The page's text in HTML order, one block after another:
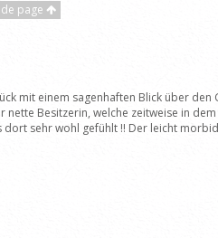
page
mit einem sagenhaften Blick über
Besitzerin, welche zeitweise in
sehr wohl gefühlt !! Der leicht